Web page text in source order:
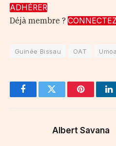
ADHÉRER
Déjà membre ?
Guinée Bissau OAT Umoa
FacebookTwitter Pinterest
Albert Savana